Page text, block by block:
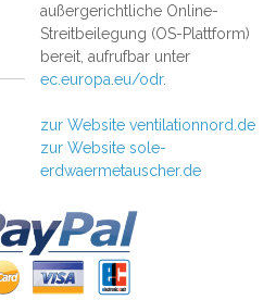
außergerichtliche Online-
Streitbeilegung (OS-Plattform)
bereit, aufrufbar unter
ec.europa.eu/odr.
zur Website ventilationnord.de
zur Website sole-
erdwaermetauscher.de